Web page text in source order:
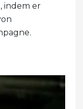
indem er